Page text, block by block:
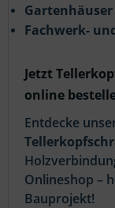
Fachwerk-
Jetzt
online
Entdecke
Onlineshop –
Bauprojekt!